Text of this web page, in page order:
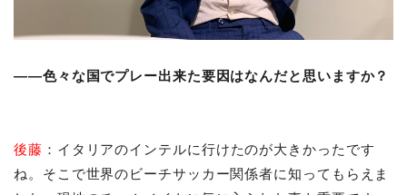
――色々な国でプレー出来た要因はなんだと思いますか？
後藤 ：イタリアのインテルに行けたのが大きかったです
ね。そこで世界のビーチサッカー関係者に知ってもらえま